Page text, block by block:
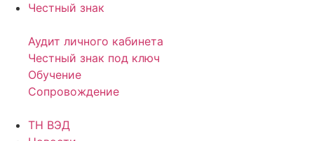
Честный знак
Аудит личного кабинета
Честный знак под ключ
Обучение
Сопровождение
ТН ВЭД